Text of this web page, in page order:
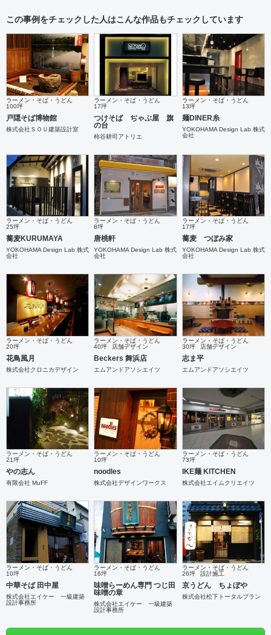
この事例をチェックした人はこんな作品もチェックしています
ラーメン・そば・うどん
100坪
戸隠そば博物館
株式会社ＳＯＵ建築設計室
ラーメン・そば・うどん
17坪
つけそば ぢゃぶ屋 旗
の台
柿谷耕司アトリエ
ラーメン・そば・うどん
13坪
麺DINER糸
YOKOHAMA Design Lab 株式
会社
ラーメン・そば・うどん
25坪
蕎麦KURUMAYA
YOKOHAMA Design Lab 株式
会社
ラーメン・そば・うどん
8坪
唐桃軒
YOKOHAMA Design Lab 株式
会社
ラーメン・そば・うどん
17坪
蕎麦 つぼみ家
YOKOHAMA Design Lab 株式
会社
ラーメン・そば・うどん
20坪
花鳥風月
株式会社クロニカデザイン
ラーメン・そば・うどん
40坪
店舗デザイン
Beckers 舞浜店
エムアンドアソシエイツ
ラーメン・そば・うどん
30坪
店舗デザイン
志ま平
エムアンドアソシエイツ
ラーメン・そば・うどん
21坪
やの志ん
有限会社 MuFF
ラーメン・そば・うどん
10坪
noodles
株式会社デザインワークス
ラーメン・そば・うどん
73坪
IKE麺 KITCHEN
株式会社エイムクリエイツ
ラーメン・そば・うどん
10坪
中華そば 田中屋
株式会社エイケー 一級建築
設計事務所
ラーメン・そば・うどん
16坪
味噌らーめん専門 つじ田
味噌の章
株式会社エイケー 一級建築
設計事務所
ラーメン・そば・うどん
26坪
設計施工
京うどん ちょぼや
株式会社松下トータルプラン